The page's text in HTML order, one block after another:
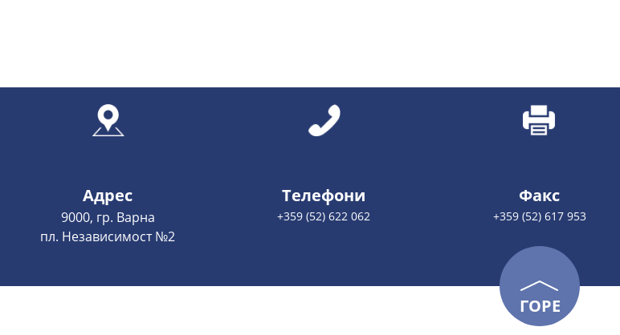
Адрес
9000, гр. Варна
пл. Независимост №2
Телефони
+359 (52) 622 062
Факс
+359 (52) 617 953
ГОРЕ